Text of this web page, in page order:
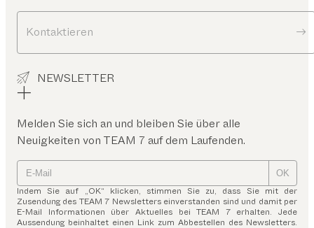
Kontaktieren
NEWSLETTER
Melden Sie sich an und bleiben Sie über alle
Neuigkeiten von TEAM 7 auf dem Laufenden.
OK
Indem Sie auf „OK“ klicken, stimmen Sie zu, dass Sie mit der
Zusendung des TEAM 7 Newsletters einverstanden sind und damit per
E-Mail Informationen über Aktuelles bei TEAM 7 erhalten. Jede
Aussendung beinhaltet einen Link zum Abbestellen des Newsletters.